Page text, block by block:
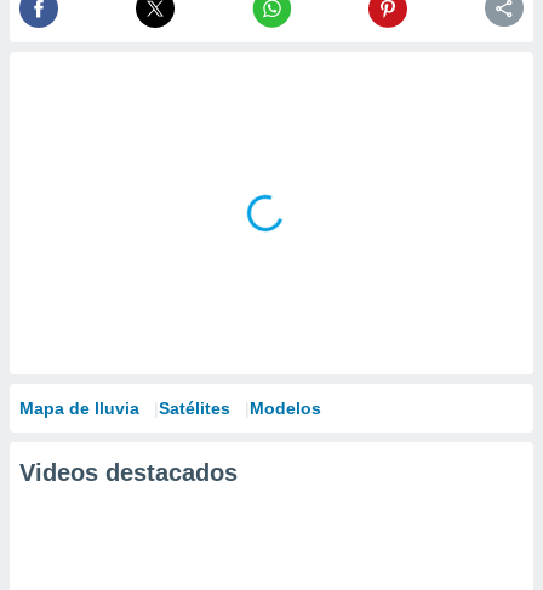
Mapa de lluvia Satélites Modelos
Videos destacados